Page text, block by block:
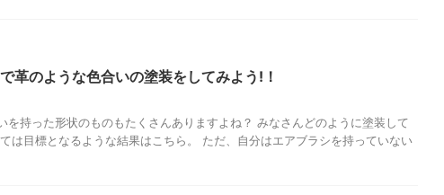
革のような色合いの塗装をしてみよう!！
を持った形状のものもたくさんありますよね？ みなさんどのように塗装して
は目標となるような結果はこちら。 ただ、自分はエアブラシを持っていない